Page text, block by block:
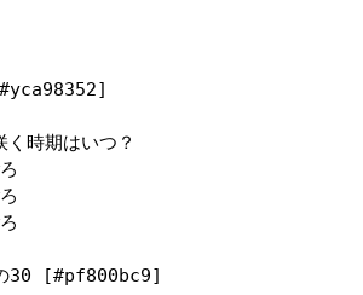
時期はいつ？
30 [#pf800bc9]